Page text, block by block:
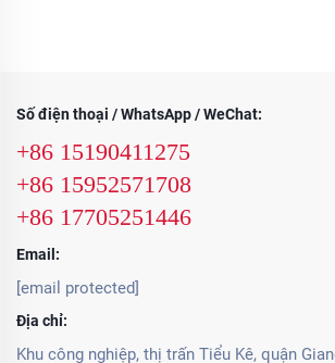
Số điện thoại / WhatsApp / WeChat:
+86 15190411275
+86 15952571708
+86 17705251446
Email:
[email protected]
Địa chỉ:
Khu công nghiệp, thị trấn Tiểu Kê, quận